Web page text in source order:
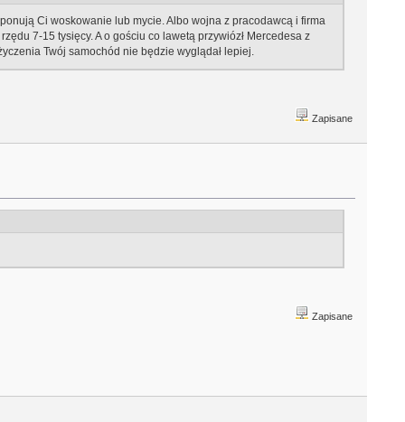
Ci woskowanie lub mycie. Albo wojna z pracodawcą i firma
7-15 tysięcy. A o gościu co lawetą przywiózł Mercedesa z
Twój samochód nie będzie wyglądał lepiej.
Zapisane
Zapisane